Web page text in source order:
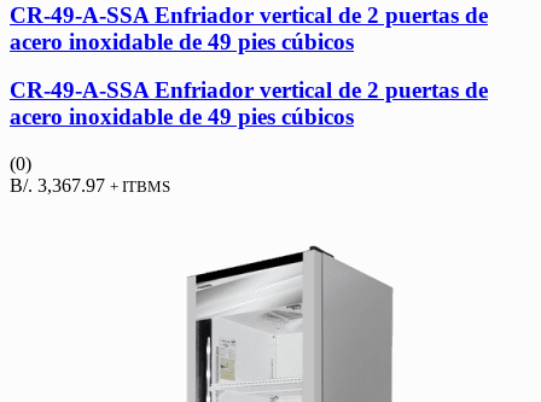
CR-49-A-SSA Enfriador vertical de 2 puertas de
acero inoxidable de 49 pies cúbicos
CR-49-A-SSA Enfriador vertical de 2 puertas de
acero inoxidable de 49 pies cúbicos
(0)
B/. 3,367.97 + ITBMS